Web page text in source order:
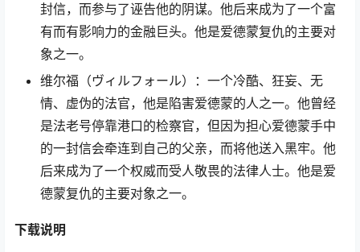
封信，而参与了诬告他的阴谋。他后来成为了一个富
有而有影响力的金融巨头。他是爱德蒙复仇的主要对
象之一。
维尔福（ヴィルフォール）：一个冷酷、狂妄、无
情、虚伪的法官，他是陷害爱德蒙的人之一。他曾经
是法老号停靠港口的检察官，但因为担心爱德蒙手中
的一封信会牵连到自己的父亲，而将他送入黑牢。他
后来成为了一个权威而受人敬畏的法律人士。他是爱
德蒙复仇的主要对象之一。
下载说明